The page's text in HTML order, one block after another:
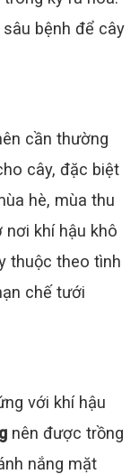
bệnh để cây
cần thường
cây, đặc biệt
hè, mùa thu
nơi khí hậu khô
thuộc theo tình
chế tưới
với khí hậu
nên được trồng
nắng mặt